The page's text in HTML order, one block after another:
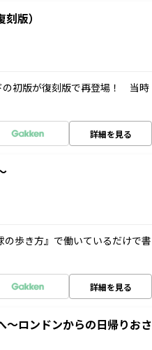
版）
の初版が復刻版で再登場！ 当時
詳細を見る
歩き方』で働いているだけで書
詳細を見る
～ロンドンからの日帰りおさ